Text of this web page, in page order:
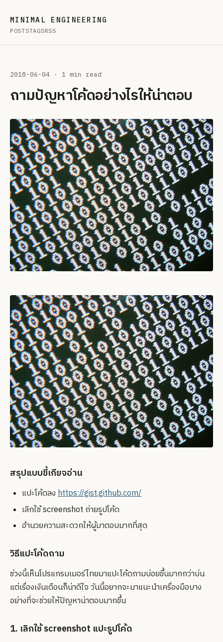
MINIMAL ENGINEERING
POSTSTAGSRSS
2018-06-04 · 1 min read
ถามปัญหาโค้ดอย่างไรให้น่าตอบ
สรุปแบบขี้เกียจอ่าน
แปะโค้ดลง https://gist.github.com/
เลิกใช้ screenshot ถ่ายรูปโค้ด
อำนวยความสะดวกให้ผู้มาตอบมากที่สุด
วิธีแปะโค้ดถาม
ช่วงนี้เห็นโปรแกรมเมอร์ไทยมาแปะโค้ดถามบ่อยขึ้นมากกว่าบ่น
แต่เรื่องเงินเดือนก็น่าดีใจ วันนี้อยากจะมาแนะนำเครื่องมือบาง
อย่างที่จะช่วยให้ปัญหาน่าตอบมากขึ้น
1. เลิกใช้ screenshot แปะรูปโค้ด